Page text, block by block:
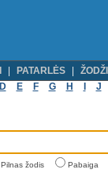
PATARLĖS
D E F G H J
Pilnas žodis Pabaiga